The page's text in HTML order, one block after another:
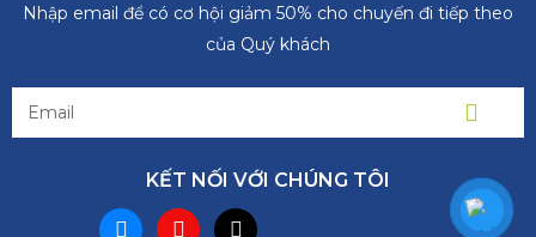
Nhập email để có cơ hội giảm 50% cho chuyến đi tiếp theo
của Quý khách
KẾT NỐI VỚI CHÚNG TÔI